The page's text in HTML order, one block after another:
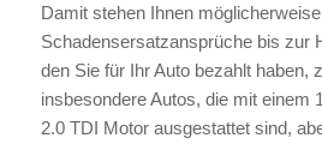
Damit stehen Ihnen möglicherweise
Schadensersatzansprüche bis zur
den Sie für Ihr Auto bezahlt haben,
insbesondere Autos, die mit einem
2.0 TDI Motor ausgestattet sind,